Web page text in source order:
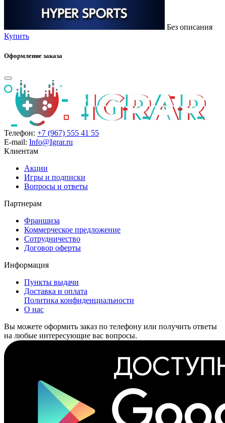
Без описания
Купить
Оформление заказа
Телефон: +7 (967) 555 41 55
E-mail: Info@Igrar.ru
Клиентам
Акции
Игры и подписки
Вопросы и ответы
Партнерам
Франшиза
Коммерческое предложение
Сотрудничество
Договор оферты
Информация
Пункты выдачи
Доставка и оплата
Политика конфиденциальности
О нас
Вы можете оформить заказ по телефону или получить ответы
на любые интересующие вас вопросы.